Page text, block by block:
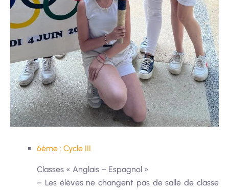
6ème : Cycle III
Classes « Anglais – Espagnol »
– Les élèves ne changent pas de salle de classe